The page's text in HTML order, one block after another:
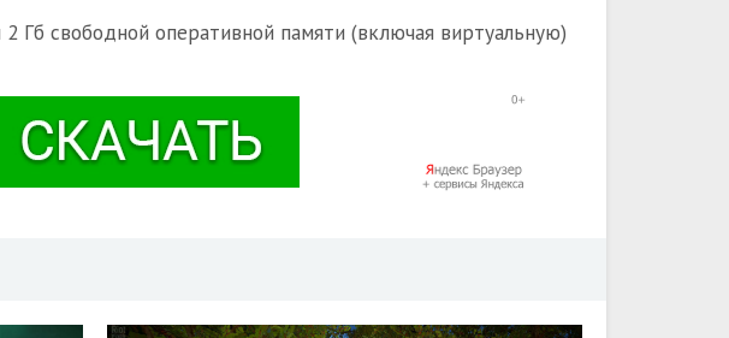
Гб свободной оперативной памяти (включая виртуальную)